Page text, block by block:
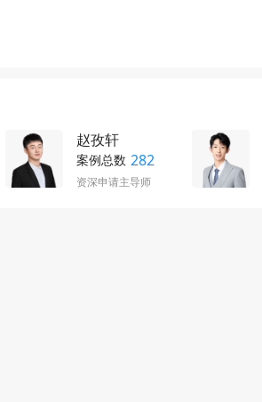
赵孜轩
案例总数 282
资深申请主导师